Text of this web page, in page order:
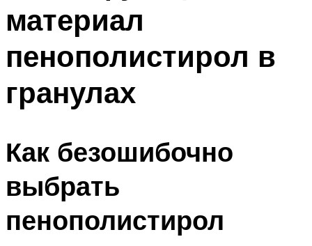
Меню
материал
пенополистирол в
гранулах
Как безошибочно
выбрать
пенополистирол